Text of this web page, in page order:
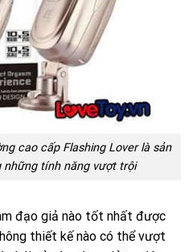
cao cấp Flashing Lover là sản
những tính năng vượt trội
đạo giả nào tốt nhất được
thiết kế nào có thể vượt